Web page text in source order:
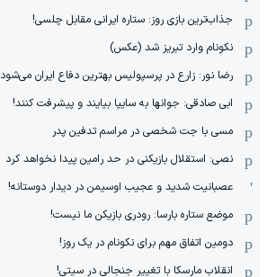
جذاب‌ترین بازی روز: ستاره ایرانی مقابل چلسی!
نکونام وارد تبریز شد (عکس)
رضا نور: زارع در پرسپولیس بهترین دفاع ایران می‌شود
ابی صادقی: جوانها به سایپا بیایند و پیشرفت کنند!
مسی با جت شخصی در مراسم تدفین پدر
نصی: استقلال بازیکنی در حد رامین پیدا نخواهد کرد
عصبانیت شدید و عجیب اوسیمن در دیدار دوستانه!
موضع ستاره بارسا: رودری بازیکن ما نیست!
دومین اتفاق مهم برای نکونام در یک روز!
انقلاب مارسکا با تغییر جنجالی در سیتی!